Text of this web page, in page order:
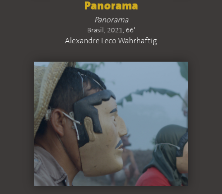
Panorama
Panorama
Brasil, 2021, 66'
Alexandre Leco Wahrhaftig